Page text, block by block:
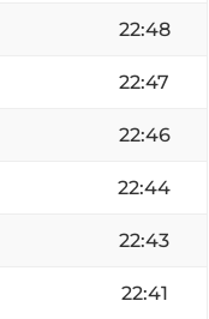
22:48
22:47
22:46
22:44
22:43
22:41